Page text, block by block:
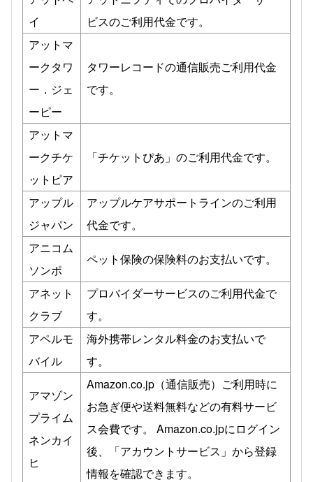
イ
ビスのご利用代金です。
アットマ
ークタワ
ー．ジェ
ーピー
タワーレコードの通信販売ご利用代金
です。
アットマ
ークチケ
ットピア
「チケットぴあ」のご利用代金です。
アップル
ジャパン
アップルケアサポートラインのご利用
代金です。
アニコム
ソンポ
ペット保険の保険料のお支払いです。
アネット
クラブ
プロバイダーサービスのご利用代金で
す。
アペルモ
バイル
海外携帯レンタル料金のお支払いで
す。
アマゾン
プライム
ネンカイ
ヒ
Amazon.co.jp（通信販売）ご利用時に
お急ぎ便や送料無料などの有料サービ
ス会費です。 Amazon.co.jpにログイン
後、「アカウントサービス」から登録
情報を確認できます。